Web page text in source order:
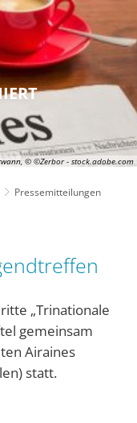
© ©Zerbor - stock.adobe.com
Pressemitteilungen
„Trinationale
gemeinsam
Airaines
statt.